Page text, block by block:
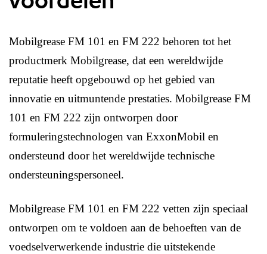
Mobilgrease FM 101 en FM 222 behoren tot het
productmerk Mobilgrease, dat een wereldwijde
reputatie heeft opgebouwd op het gebied van
innovatie en uitmuntende prestaties. Mobilgrease FM
101 en FM 222 zijn ontworpen door
formuleringstechnologen van ExxonMobil en
ondersteund door het wereldwijde technische
ondersteuningspersoneel.
Mobilgrease FM 101 en FM 222 vetten zijn speciaal
ontworpen om te voldoen aan de behoeften van de
voedselverwerkende industrie die uitstekende